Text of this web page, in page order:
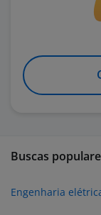
Buscas
Engenharia